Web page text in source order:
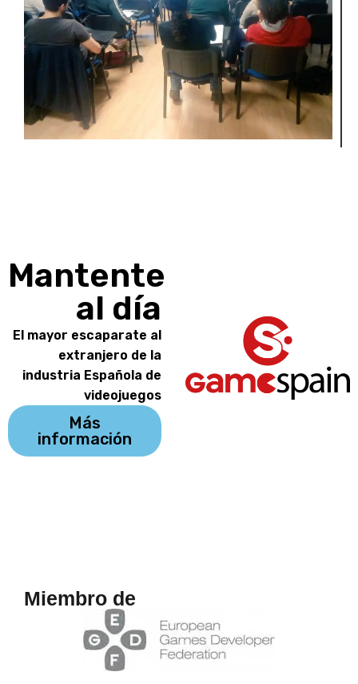
Mantente
al día
El mayor escaparate al
extranjero de la
industria Española de
videojuegos
Más
información
Miembro de